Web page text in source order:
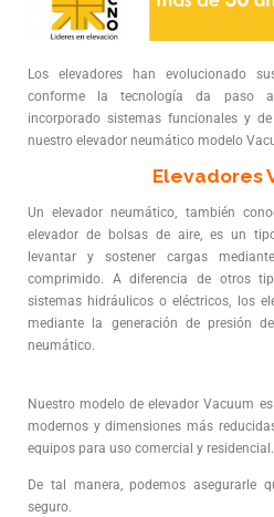
Los elevadores han evolucionado
conforme la tecnología da paso a
incorporado sistemas funcionales y
nuestro elevador neumático modelo
Elevadores
Un elevador neumático, también
elevador de bolsas de aire, es un
levantar y sostener cargas
comprimido. A diferencia de otros
sistemas hidráulicos o eléctricos, los
mediante la generación de presión
neumático.
Nuestro modelo de elevador Vacuum
modernos y dimensiones más
equipos para uso comercial y residencial.
De tal manera, podemos asegurarle
seguro.